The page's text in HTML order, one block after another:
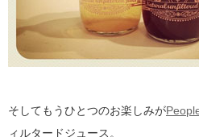
そしてもうひとつのお楽しみが
ィルタードジュース。